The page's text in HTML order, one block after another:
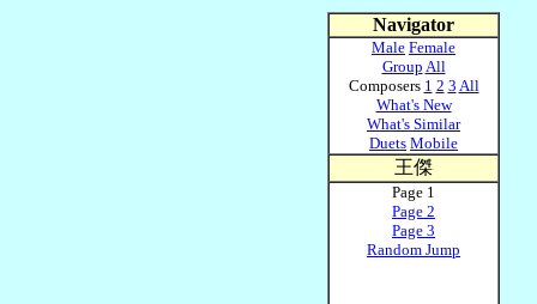
Navigator
Male Female
Group All
Composers 1 2 3 All
What's New
What's Similar
Duets Mobile
王傑
Page 1
Page 2
Page 3
Random Jump